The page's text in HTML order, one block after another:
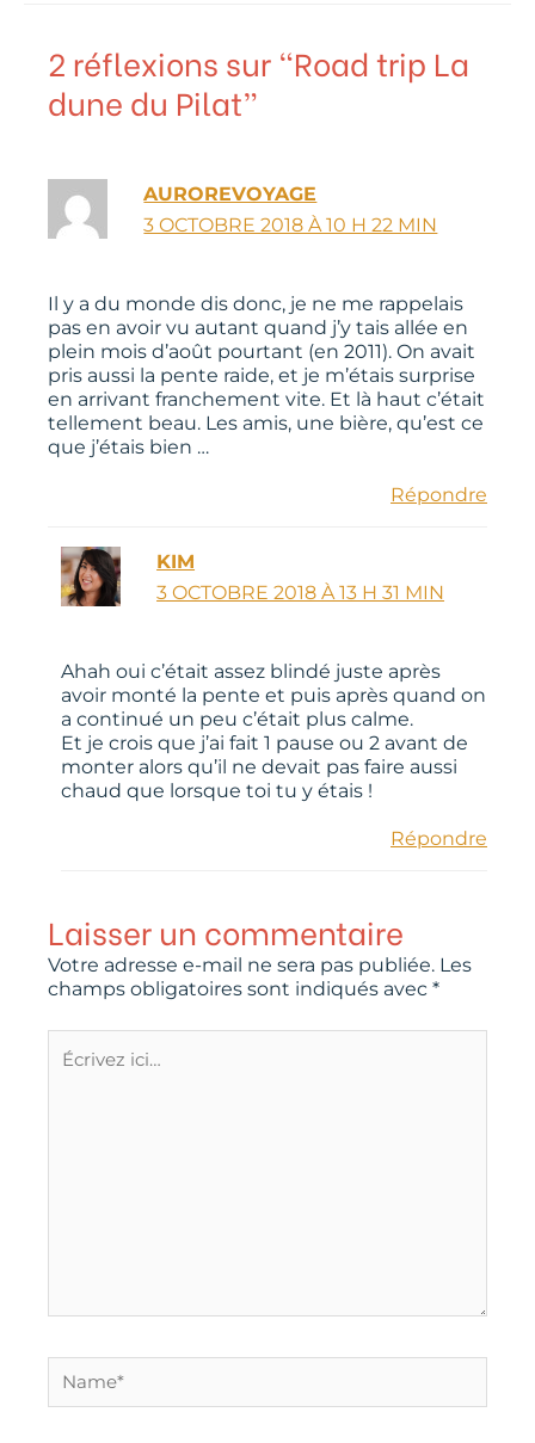
2 réflexions sur “Road trip La
dune du Pilat”
AUROREVOYAGE
3 OCTOBRE 2018 À 10 H 22 MIN
Il y a du monde dis donc, je ne me rappelais
pas en avoir vu autant quand j’y tais allée en
plein mois d’août pourtant (en 2011). On avait
pris aussi la pente raide, et je m’étais surprise
en arrivant franchement vite. Et là haut c’était
tellement beau. Les amis, une bière, qu’est ce
que j’étais bien …
Répondre
KIM
3 OCTOBRE 2018 À 13 H 31 MIN
Ahah oui c’était assez blindé juste après
avoir monté la pente et puis après quand on
a continué un peu c’était plus calme.
Et je crois que j’ai fait 1 pause ou 2 avant de
monter alors qu’il ne devait pas faire aussi
chaud que lorsque toi tu y étais !
Répondre
Laisser un commentaire
Votre adresse e-mail ne sera pas publiée. Les
champs obligatoires sont indiqués avec *
ici…